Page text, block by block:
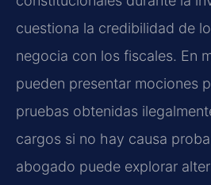
cuestiona la credibilidad de
negocia con los fiscales. En
pueden presentar mociones
pruebas obtenidas
cargos si no hay causa
abogado puede explorar